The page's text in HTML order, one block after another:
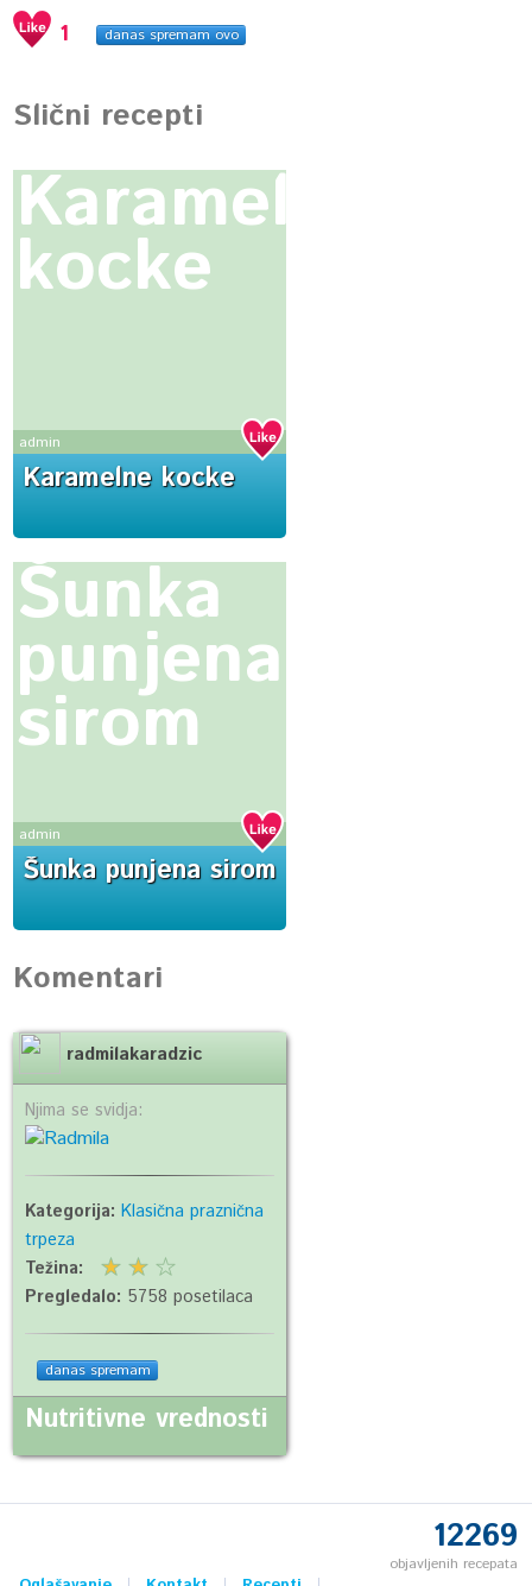
1 danas spremam ovo
Slični recepti
Karamelne
kocke
admin
Karamelne kocke
Šunka
punjena
sirom
admin
Šunka punjena sirom
Komentari
radmilakaradzic
Njima se svidja:
Kategorija:Klasična praznična
trpeza
Težina:
Pregledalo: 5758 posetilaca
danas spremam
Nutritivne vrednosti
12269
objavljenih recepata